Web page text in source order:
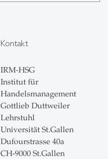
Kontakt
IRM-HSG
Institut für
Handelsmanagement
Gottlieb Duttweiler
Lehrstuhl
Universität St.Gallen
Dufourstrasse 40a
CH-9000 St.Gallen